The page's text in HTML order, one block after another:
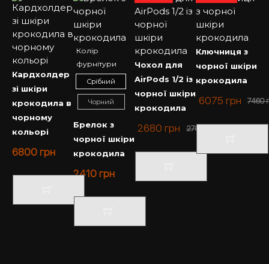
Кардхолдер
зі шкіри
крокодила в
чорному
кольорі
6800 грн
Колір
фурнітури
Срібний
Чорний
Брелок з
чорної шкіри
крокодила
2410 грн
Чохол для
AirPods 1/2 із
чорної шкіри
крокодила
2780
2680 грн
Ключниця з
чорної шкіри
крокодила
7460
6075 грн